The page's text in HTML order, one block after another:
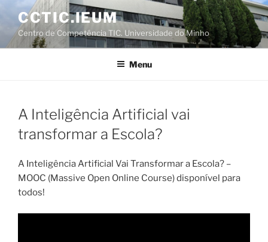
Saltar
conteúdo
CCTIC.IEUM
Centro de Competência TIC. Universidade do Minho
Menu
A Inteligência Artificial vai
transformar a Escola?
A Inteligência Artificial Vai Transformar a Escola? –
MOOC (Massive Open Online Course) disponível para
todos!